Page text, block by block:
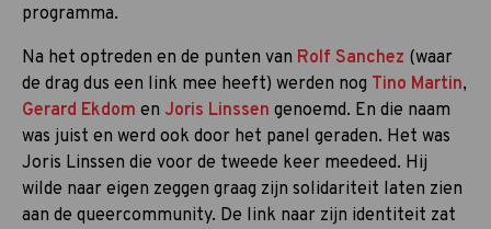
programma.
Na het optreden en de punten van Rolf Sanchez (waar
de drag dus een link mee heeft) werden nog Tino Martin,
Gerard Ekdom en Joris Linssen genoemd. En die naam
was juist en werd ook door het panel geraden. Het was
Joris Linssen die voor de tweede keer meedeed. Hij
wilde naar eigen zeggen graag zijn solidariteit laten zien
aan de queercommunity. De link naar zijn identiteit zat